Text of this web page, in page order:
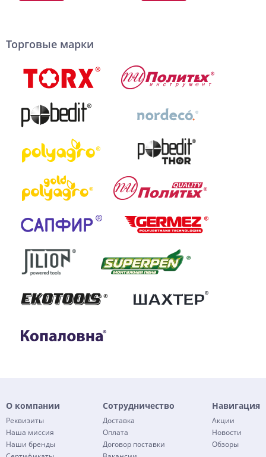
Торговые марки
О компании
Реквизиты
Наша миссия
Наши бренды
Сотрудничество
Доставка
Оплата
Договор поставки
Навигация
Акции
Новости
Обзоры